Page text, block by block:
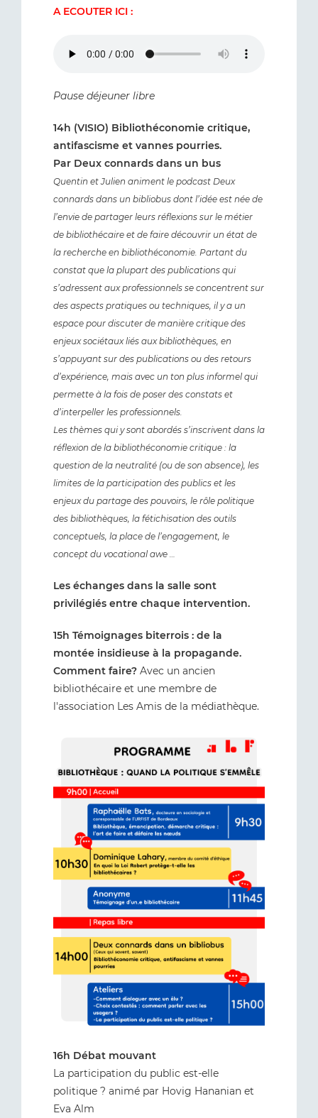
A ECOUTER ICI :
Pause déjeuner libre
14h (VISIO) Bibliothéconomie critique,
antifascisme et vannes pourries.
Par Deux connards dans un bus
Quentin et Julien animent le podcast Deux
connards dans un bibliobus dont l’idée est née de
l’envie de partager leurs réflexions sur le métier
de bibliothécaire et de faire découvrir un état de
la recherche en bibliothéconomie. Partant du
constat que la plupart des publications qui
s’adressent aux professionnels se concentrent sur
des aspects pratiques ou techniques, il y a un
espace pour discuter de manière critique des
enjeux sociétaux liés aux bibliothèques, en
s’appuyant sur des publications ou des retours
d’expérience, mais avec un ton plus informel qui
permette à la fois de poser des constats et
d’interpeller les professionnels.
Les thèmes qui y sont abordés s’inscrivent dans la
réflexion de la bibliothéconomie critique : la
question de la neutralité (ou de son absence), les
limites de la participation des publics et les
enjeux du partage des pouvoirs, le rôle politique
des bibliothèques, la fétichisation des outils
conceptuels, la place de l’engagement, le
concept du vocational awe …
Les échanges dans la salle sont
privilégiés entre chaque intervention.
15h Témoignages biterrois : de la
montée insidieuse à la propagande.
Comment faire? Avec un ancien
bibliothécaire et une membre de
l'association Les Amis de la médiathèque.
16h Débat mouvant
La participation du public est-elle
politique ? animé par Hovig Hananian et
Eva Alm